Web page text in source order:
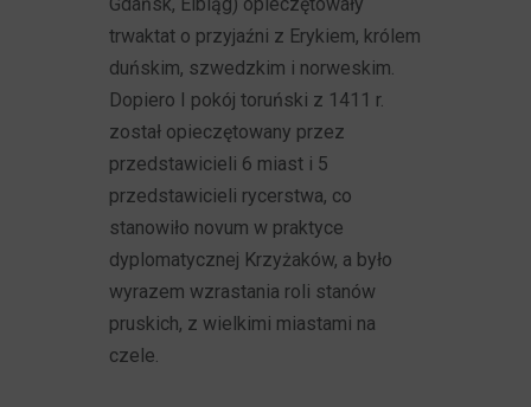
trwaktat o przyjaźni z Erykiem, królem
duńskim, szwedzkim i norweskim.
Dopiero I pokój toruński z 1411 r.
został opieczętowany przez
przedstawicieli 6 miast i 5
przedstawicieli rycerstwa, co
stanowiło novum w praktyce
dyplomatycznej Krzyżaków, a było
wyrazem wzrastania roli stanów
pruskich, z wielkimi miastami na
czele.